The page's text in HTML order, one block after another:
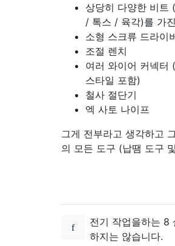
상당히 다양한 비트
/ 톡스 / 육각)를 가
소형 스크류 드라이
조절 렌치
여러 와이어 커넥터
스타일 포함)
철사 절단기
엑 사토 나이프
그게 전부라고 생각하고
의 모든 도구 (납땜 도구
전기 작업을하는 8
하지는 않습니다.